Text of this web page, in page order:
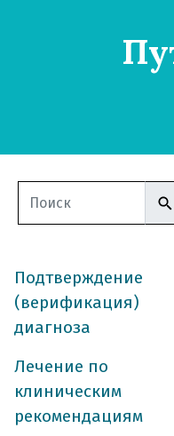
Подтверждение
(верификация)
диагноза
Лечение по
клиническим
рекомендациям